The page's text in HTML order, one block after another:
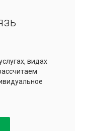
видах